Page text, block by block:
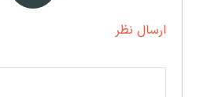
ارسال نظر